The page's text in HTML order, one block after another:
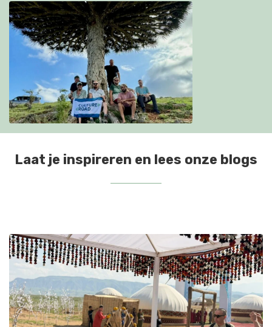
Laat je inspireren en lees onze blogs